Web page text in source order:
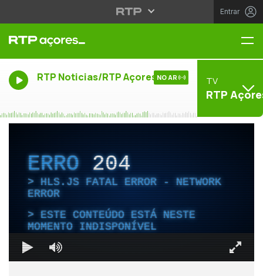
Entrar
RTP Noticias/RTP Açores NO AR TV
RTP
ERRO204
HLS.JS FATAL ERROR - NETWORK
ERROR
ESTE CONTEÚDO ESTÁ NESTE
MOMENTO INDISPONÍVEL